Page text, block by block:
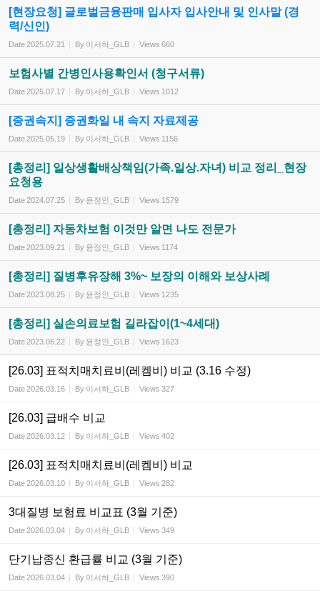
[현장요청] 글로벌금융판매 입사자 입사안내 및 인사말 (경
력/신인)
Date2025.07.21 By 이서하_GLB Views 660
보험사별 간병인사용확인서 (청구서류)
Date2025.07.17 By 이서하_GLB Views 1012
[증권속지] 증권화일 내 속지 자료제공
Date2025.05.19 By 이서하_GLB Views 1156
[총정리] 일상생활배상책임(가족.일상.자녀) 비교 정리_현장
요청용
Date2024.07.25 By 윤정인_GLB Views 1579
[총정리] 자동차보험 이것만 알면 나도 전문가
Date2023.09.21 By 윤정인_GLB Views 1174
[총정리] 질병후유장해 3%~ 보장의 이해와 보상사례
Date2023.08.25 By 윤정인_GLB Views 1235
[총정리] 실손의료보험 길라잡이(1~4세대)
Date2023.06.22 By 윤정인_GLB Views 1623
[26.03] 표적치매치료비(레켐비) 비교 (3.16 수정)
Date2026.03.16 By 이서하_GLB Views 327
[26.03] 급배수 비교
Date2026.03.12 By 이서하_GLB Views 402
[26.03] 표적치매치료비(레켐비) 비교
Date2026.03.10 By 이서하_GLB Views 282
3대질병 보험료 비교표 (3월 기준)
Date2026.03.04 By 이서하_GLB Views 349
단기납종신 환급률 비교 (3월 기준)
Date2026.03.04 By 이서하_GLB Views 390